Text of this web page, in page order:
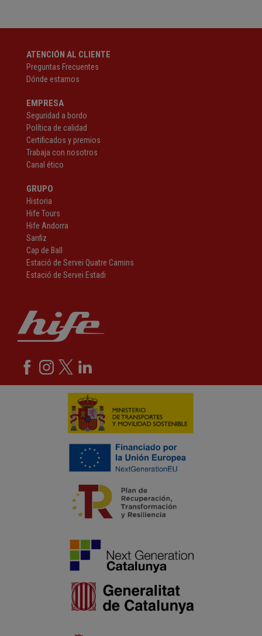
ATENCIÓN AL CLIENTE
Preguntas Frecuentes
Dónde estamos
EMPRESA
Seguridad a bordo
Política de calidad
Certificados y premios
Trabaja con nosotros
Canal ético
GRUPO
Historia
Hife Tours
Hife Andorra
Sanfiz
Cap de Ball
Estació de Servei Quatre Camins
Estació de Servei Estadi